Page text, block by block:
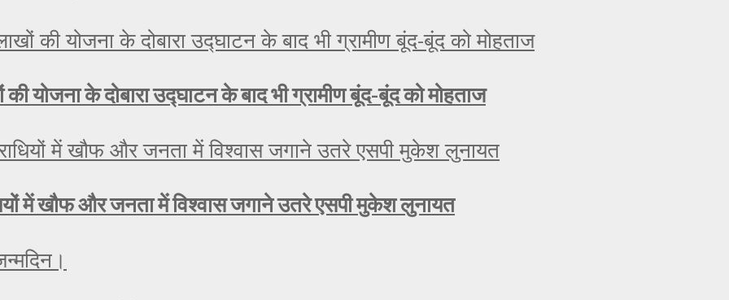
की योजना के दोबारा उद्घाटन के बाद भी ग्रामीण बूंद-बूंद को मोहताज
में खौफ और जनता में विश्वास जगाने उतरे एसपी मुकेश लुनायत